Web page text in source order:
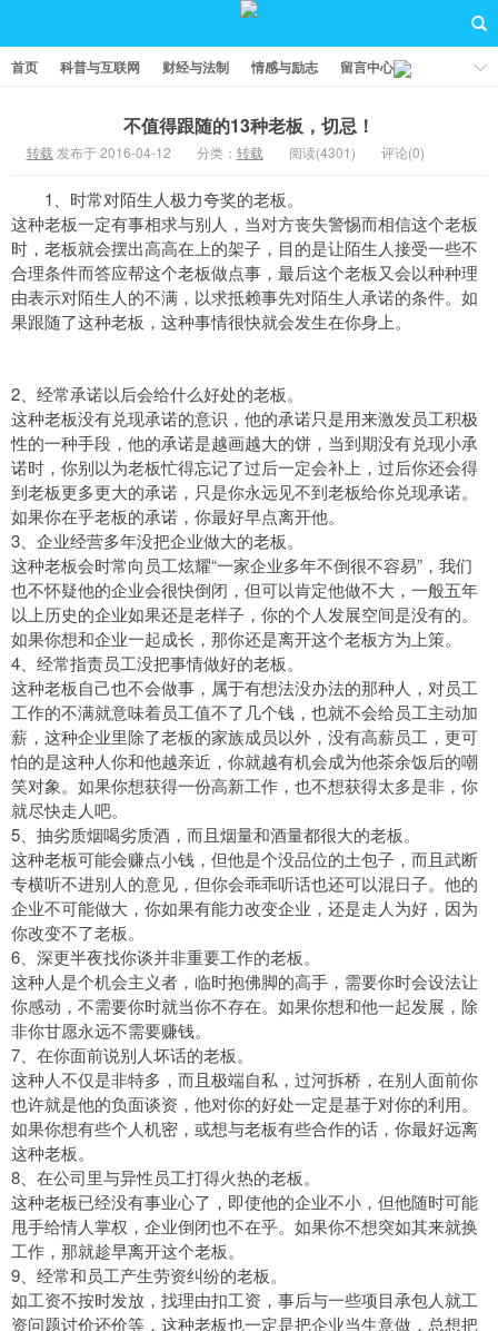
首页 科普与互联网 财经与法制 情感与励志 留言中心
不值得跟随的13种老板，切忌！
转载 发布于 2016-04-12 分类： 转载 阅读(4301) 评论(0)
1、时常对陌生人极力夸奖的老板。
这种老板一定有事相求与别人，当对方丧失警惕而相信这个老板
时，老板就会摆出高高在上的架子，目的是让陌生人接受一些不
合理条件而答应帮这个老板做点事，最后这个老板又会以种种理
由表示对陌生人的不满，以求抵赖事先对陌生人承诺的条件。如
果跟随了这种老板，这种事情很快就会发生在你身上。
2、经常承诺以后会给什么好处的老板。
这种老板没有兑现承诺的意识，他的承诺只是用来激发员工积极
性的一种手段，他的承诺是越画越大的饼，当到期没有兑现小承
诺时，你别以为老板忙得忘记了过后一定会补上，过后你还会得
到老板更多更大的承诺，只是你永远见不到老板给你兑现承诺。
如果你在乎老板的承诺，你最好早点离开他。
3、企业经营多年没把企业做大的老板。
这种老板会时常向员工炫耀“一家企业多年不倒很不容易”，我们
也不怀疑他的企业会很快倒闭，但可以肯定他做不大，一般五年
以上历史的企业如果还是老样子，你的个人发展空间是没有的。
如果你想和企业一起成长，那你还是离开这个老板方为上策。
4、经常指责员工没把事情做好的老板。
这种老板自己也不会做事，属于有想法没办法的那种人，对员工
工作的不满就意味着员工值不了几个钱，也就不会给员工主动加
薪，这种企业里除了老板的家族成员以外，没有高薪员工，更可
怕的是这种人你和他越亲近，你就越有机会成为他茶余饭后的嘲
笑对象。如果你想获得一份高新工作，也不想获得太多是非，你
就尽快走人吧。
5、抽劣质烟喝劣质酒，而且烟量和酒量都很大的老板。
这种老板可能会赚点小钱，但他是个没品位的土包子，而且武断
专横听不进别人的意见，但你会乖乖听话也还可以混日子。他的
企业不可能做大，你如果有能力改变企业，还是走人为好，因为
你改变不了老板。
6、深更半夜找你谈并非重要工作的老板。
这种人是个机会主义者，临时抱佛脚的高手，需要你时会设法让
你感动，不需要你时就当你不存在。如果你想和他一起发展，除
非你甘愿永远不需要赚钱。
7、在你面前说别人坏话的老板。
这种人不仅是非特多，而且极端自私，过河拆桥，在别人面前你
也许就是他的负面谈资，他对你的好处一定是基于对你的利用。
如果你想有些个人机密，或想与老板有些合作的话，你最好远离
这种老板。
8、在公司里与异性员工打得火热的老板。
这种老板已经没有事业心了，即使他的企业不小，但他随时可能
甩手给情人掌权，企业倒闭也不在乎。如果你不想突如其来就换
工作，那就趁早离开这个老板。
9、经常和员工产生劳资纠纷的老板。
如工资不按时发放，找理由扣工资，事后与一些项目承包人就工
资问题讨价还价等，这种老板也一定是把企业当生意做，总想把